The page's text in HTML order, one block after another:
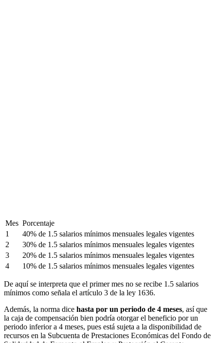
Mes Porcentaje
1
40% de 1.5 salarios mínimos mensuales legales vigentes
2
30% de 1.5 salarios mínimos mensuales legales vigentes
3
20% de 1.5 salarios mínimos mensuales legales vigentes
4
10% de 1.5 salarios mínimos mensuales legales vigentes
De aquí se interpreta que el primer mes no se recibe 1.5 salarios
mínimos como señala el artículo 3 de la ley 1636.
Además, la norma dice hasta por un periodo de 4 meses, así que
la caja de compensación bien podría otorgar el beneficio por un
periodo inferior a 4 meses, pues está sujeta a la disponibilidad de
recursos en la Subcuenta de Prestaciones Económicas del Fondo de